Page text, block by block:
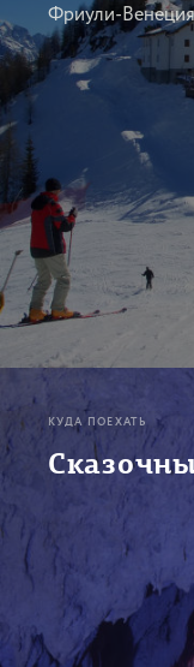
Фриули-
КУДА ПОЕХАТЬ